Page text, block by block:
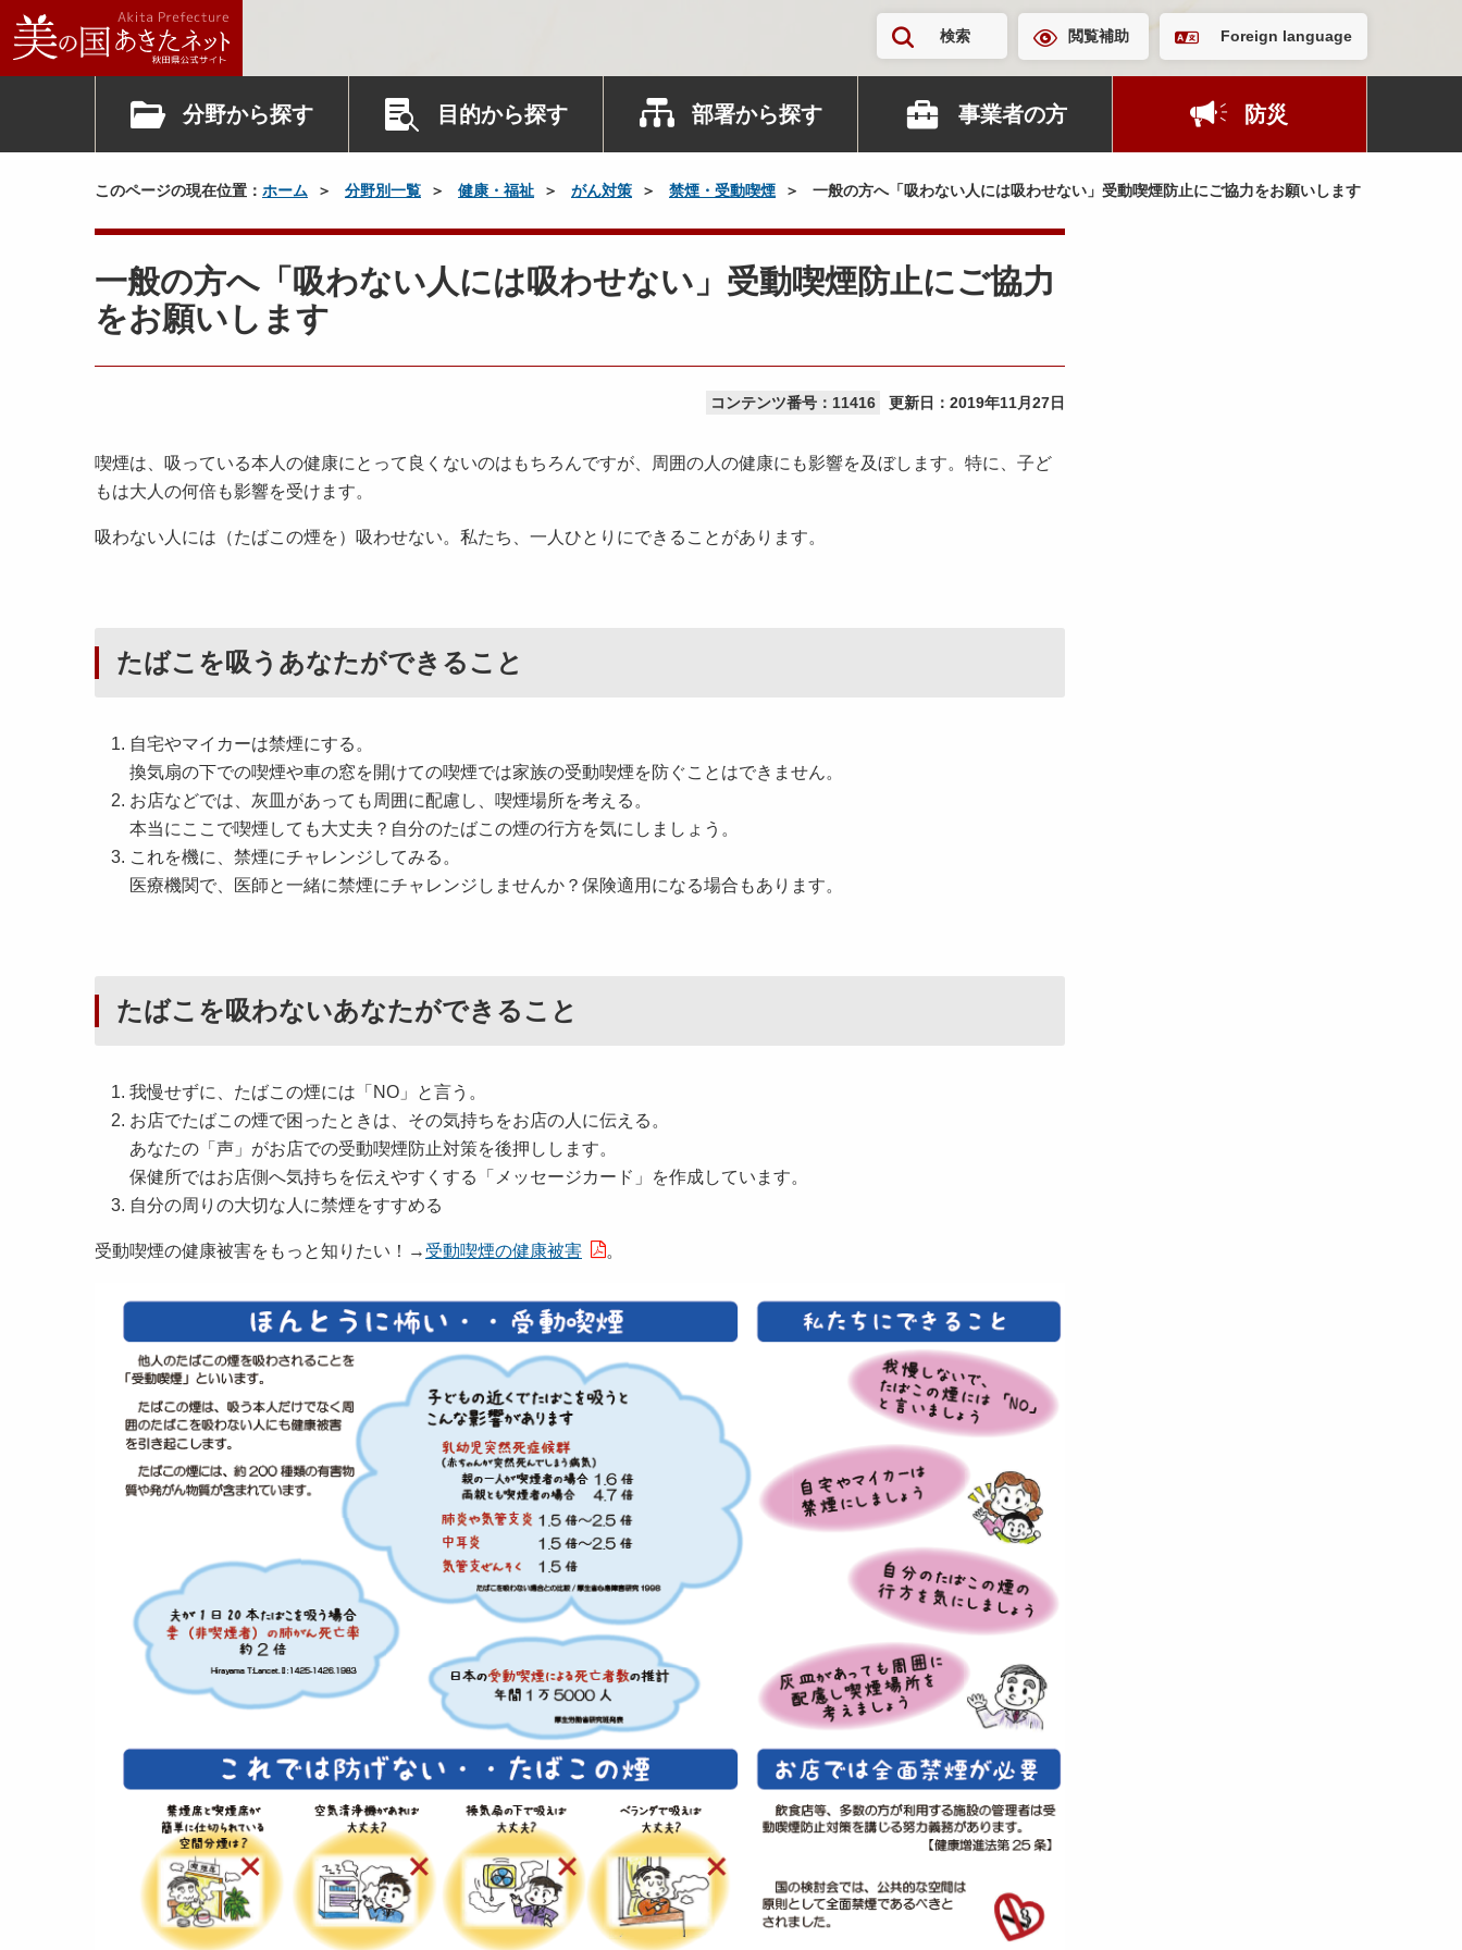
検索 閲覧補助 Foreign language
分野から探す 目的から探す 部署から探す 事業者の方 防災
このページの現在位置： ホーム 分野別一覧 健康・福祉 がん対策 禁煙・受動喫煙 一般の方へ「吸わない人には吸わせない」受動喫煙防止にご協力をお願いします
一般の方へ「吸わない人には吸わせない」受動喫煙防止にご協力
をお願いします
コンテンツ番号：11416 更新日： 2019年11月27日
喫煙は、吸っている本人の健康にとって良くないのはもちろんですが、周囲の人の健康にも影響を及ぼします。特に、子ど
もは大人の何倍も影響を受けます。
吸わない人には（たばこの煙を）吸わせない。私たち、一人ひとりにできることがあります。
たばこを吸うあなたができること
自宅やマイカーは禁煙にする。
換気扇の下での喫煙や車の窓を開けての喫煙では家族の受動喫煙を防ぐことはできません。
お店などでは、灰皿があっても周囲に配慮し、喫煙場所を考える。
本当にここで喫煙しても大丈夫？自分のたばこの煙の行方を気にしましょう。
これを機に、禁煙にチャレンジしてみる。
医療機関で、医師と一緒に禁煙にチャレンジしませんか？保険適用になる場合もあります。
たばこを吸わないあなたができること
我慢せずに、たばこの煙には「NO」と言う。
お店でたばこの煙で困ったときは、その気持ちをお店の人に伝える。
あなたの「声」がお店での受動喫煙防止対策を後押しします。
保健所ではお店側へ気持ちを伝えやすくする「メッセージカード」を作成しています。
自分の周りの大切な人に禁煙をすすめる
受動喫煙の健康被害をもっと知りたい！→ 受動喫煙の健康被害 。